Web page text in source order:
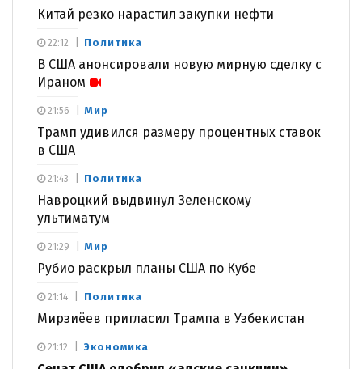
Китай резко нарастил закупки нефти
Политика
В США анонсировали новую мирную сделку с
Ираном
22:12
Мир
Трамп удивился размеру процентных ставок
в США
21:56
Политика
Навроцкий выдвинул Зеленскому
ультиматум
21:43
Мир
Рубио раскрыл планы США по Кубе
21:29
Политика
Мирзиёев пригласил Трампа в Узбекистан
21:14
Экономика
21:12